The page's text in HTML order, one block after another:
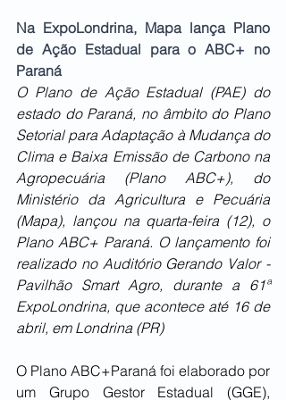
Na ExpoLondrina, Mapa lança Plano
de Ação Estadual para o ABC+ no
Paraná
O Plano de Ação Estadual (PAE) do
estado do Paraná, no âmbito do Plano
Setorial para Adaptação à Mudança do
Clima e Baixa Emissão de Carbono na
Agropecuária (Plano ABC+), do
Ministério da Agricultura e Pecuária
(Mapa), lançou na quarta-feira (12), o
Plano ABC+ Paraná. O lançamento foi
realizado no Auditório Gerando Valor -
Pavilhão Smart Agro, durante a 61ª
ExpoLondrina, que acontece até 16 de
abril, em Londrina (PR)
O Plano ABC+Paraná foi elaborado por
um Grupo Gestor Estadual (GGE),